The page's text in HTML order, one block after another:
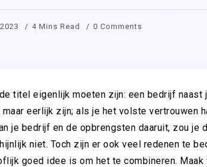
4 Mins Read 0 Comments
titel eigenlijk moeten zijn: een bedrijf naast
maar eerlijk zijn; als je het volste vertrouwen
je bedrijf en de opbrengsten daaruit, zou je
niet. Toch zijn er ook veel redenen te
goed idee is om het te combineren.